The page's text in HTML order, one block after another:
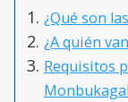
¿Qué son
¿A quién
Requisitos